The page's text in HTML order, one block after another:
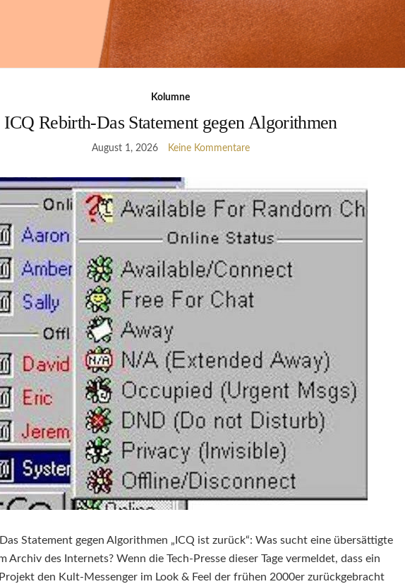
Kolumne
ICQ Rebirth-Das Statement gegen Algorithmen
August 1, 2026 Keine Kommentare
Statement gegen Algorithmen „ICQ ist zurück“: Was sucht eine übersättigte
Archiv des Internets? Wenn die Tech-Presse dieser Tage vermeldet, dass ein
den Kult-Messenger im Look & Feel der frühen 2000er zurückgebracht